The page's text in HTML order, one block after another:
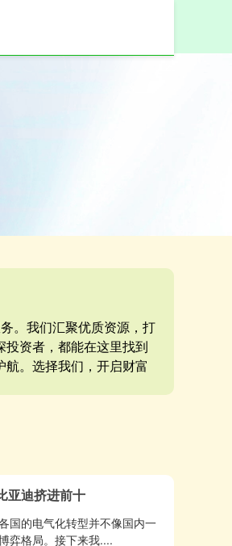
。我们汇聚优质资源，打
资者，都能在这里找到
。选择我们，开启财富
亚迪挤进前十
国的电气化转型并不像国内一
弈格局。接下来我....